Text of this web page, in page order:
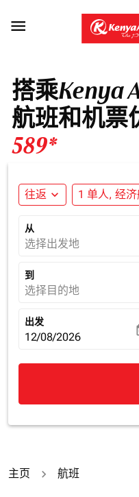

搭乘Kenya
航班和机票
589*
往返 expand_more 1 单人, 经
从
选择出发地
到
选择目的地
出发
fc-booking-departure-
12/08/2026
主页 航班